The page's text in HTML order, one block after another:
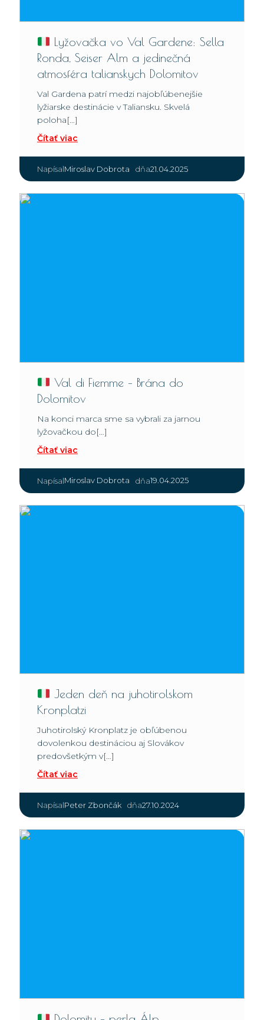
Lyžovačka vo Val Gardene: Sella
Ronda, Seiser Alm a jedinečná
atmosféra talianskych Dolomitov
Val Gardena patrí medzi najobľúbenejšie
lyžiarske destinácie v Taliansku. Skvelá
poloha[…]
Čítať viac
NapísalMiroslav Dobrota dňa21.04.2025
Val di Fiemme – Brána do
Dolomitov
Na konci marca sme sa vybrali za jarnou
lyžovačkou do[…]
Čítať viac
NapísalMiroslav Dobrota dňa19.04.2025
Jeden deň na juhotirolskom
Kronplatzi
Juhotirolský Kronplatz je obľúbenou
dovolenkou destináciou aj Slovákov
predovšetkým v[…]
Čítať viac
NapísalPeter Zbončák dňa27.10.2024